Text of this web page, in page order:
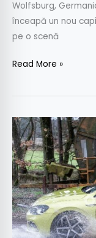
Wolfsburg,
înceapă un nou
pe o scenă
Read More »
A
fost
surprins
de
fotografii-
spion!
Cum
arată